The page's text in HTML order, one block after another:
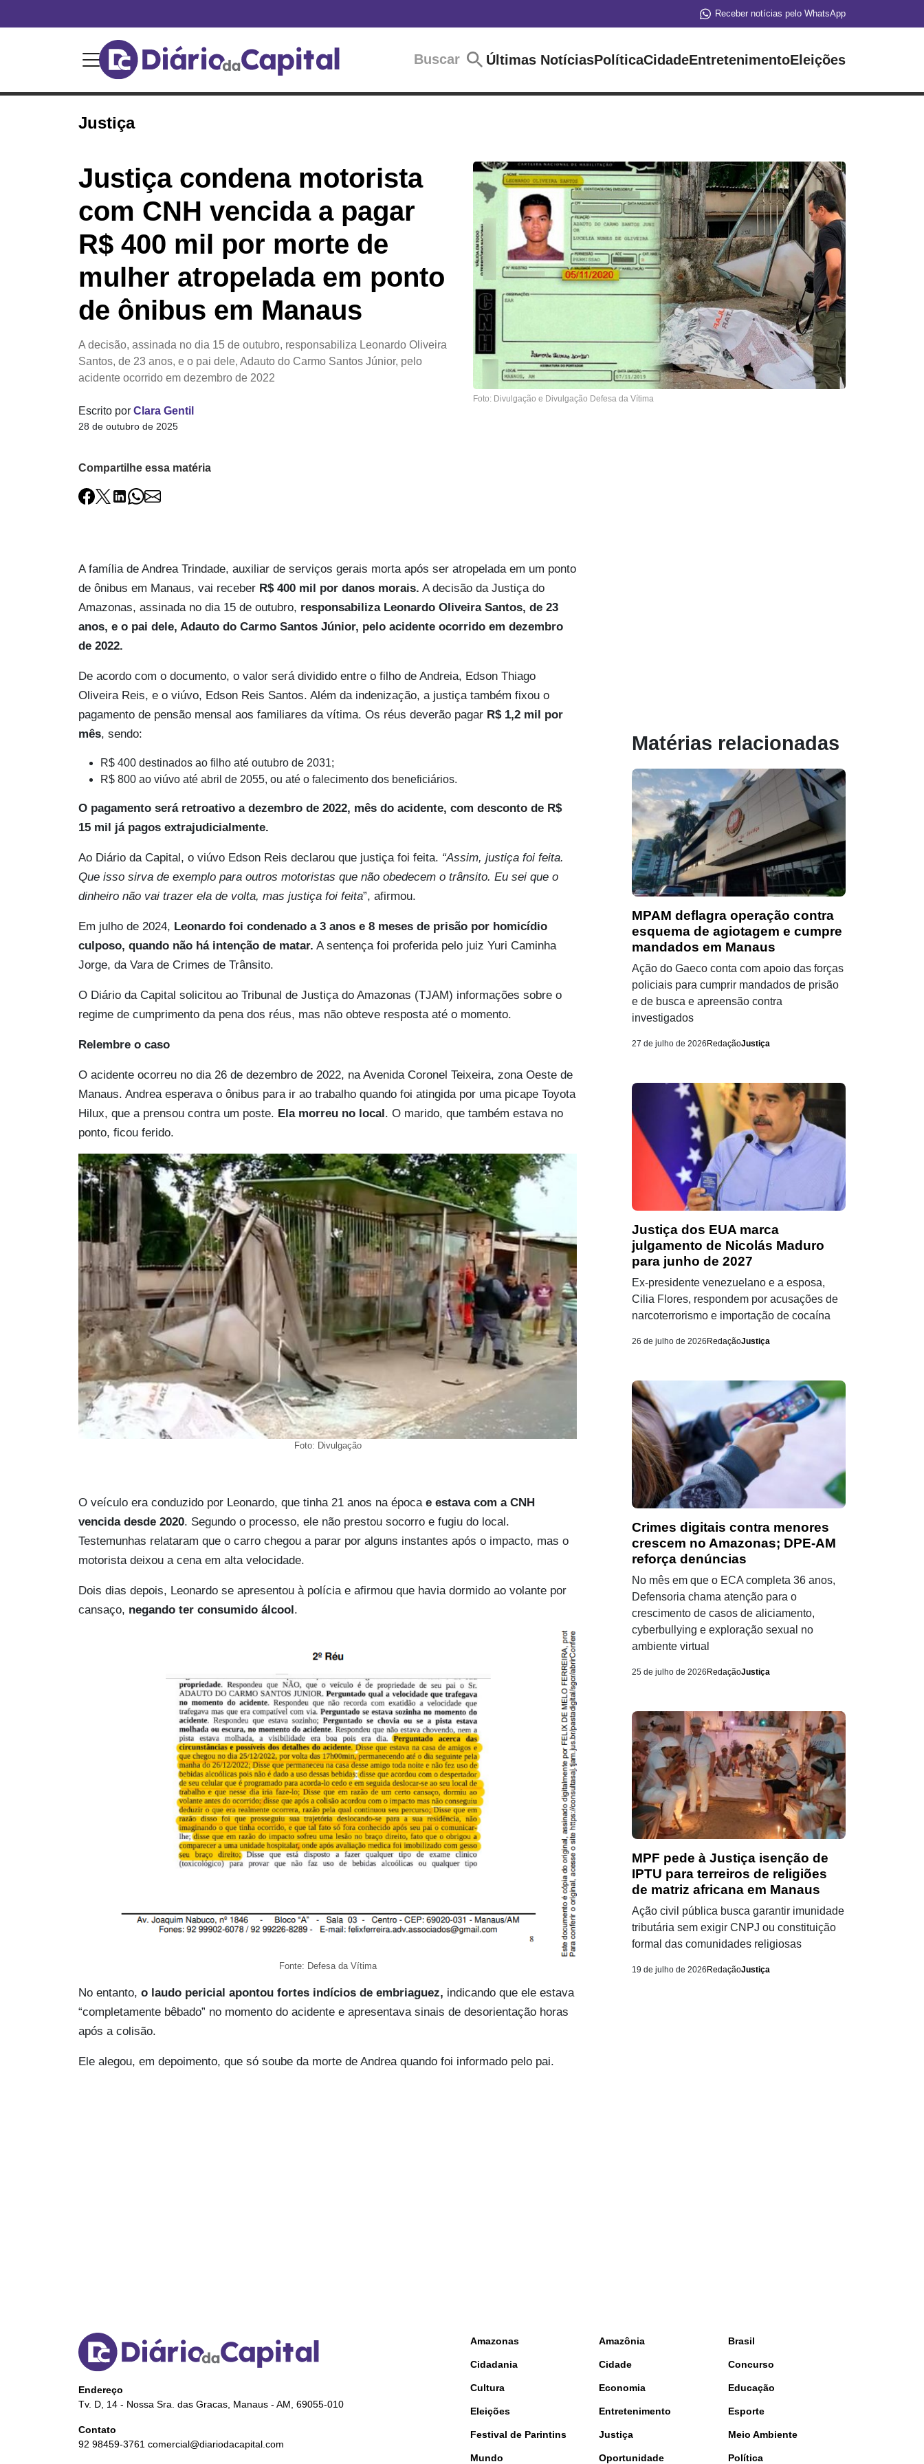
Receber notícias pelo WhatsApp
Buscar Últimas NotíciasPolíticaCidadeEntretenimentoEleições
Justiça
Justiça condena motorista
com CNH vencida a pagar
R$ 400 mil por morte de
mulher atropelada em ponto
de ônibus em Manaus
A decisão, assinada no dia 15 de outubro, responsabiliza Leonardo Oliveira
Santos, de 23 anos, e o pai dele, Adauto do Carmo Santos Júnior, pelo
acidente ocorrido em dezembro de 2022
Escrito por Clara Gentil
28 de outubro de 2025
Compartilhe essa matéria
Foto: Divulgação e Divulgação Defesa da Vítima
A família de Andrea Trindade, auxiliar de serviços gerais morta após ser atropelada em um ponto
de ônibus em Manaus, vai receber R$ 400 mil por danos morais. A decisão da Justiça do
Amazonas, assinada no dia 15 de outubro, responsabiliza Leonardo Oliveira Santos, de 23
anos, e o pai dele, Adauto do Carmo Santos Júnior, pelo acidente ocorrido em dezembro
de 2022.
De acordo com o documento, o valor será dividido entre o filho de Andreia, Edson Thiago
Oliveira Reis, e o viúvo, Edson Reis Santos. Além da indenização, a justiça também fixou o
pagamento de pensão mensal aos familiares da vítima. Os réus deverão pagar R$ 1,2 mil por
mês, sendo:
R$ 400 destinados ao filho até outubro de 2031;
R$ 800 ao viúvo até abril de 2055, ou até o falecimento dos beneficiários.
O pagamento será retroativo a dezembro de 2022, mês do acidente, com desconto de R$
15 mil já pagos extrajudicialmente.
Ao Diário da Capital, o viúvo Edson Reis declarou que justiça foi feita. “Assim, justiça foi feita.
Que isso sirva de exemplo para outros motoristas que não obedecem o trânsito. Eu sei que o
dinheiro não vai trazer ela de volta, mas justiça foi feita”, afirmou.
Em julho de 2024, Leonardo foi condenado a 3 anos e 8 meses de prisão por homicídio
culposo, quando não há intenção de matar. A sentença foi proferida pelo juiz Yuri Caminha
Jorge, da Vara de Crimes de Trânsito.
O Diário da Capital solicitou ao Tribunal de Justiça do Amazonas (TJAM) informações sobre o
regime de cumprimento da pena dos réus, mas não obteve resposta até o momento.
Relembre o caso
O acidente ocorreu no dia 26 de dezembro de 2022, na Avenida Coronel Teixeira, zona Oeste de
Manaus. Andrea esperava o ônibus para ir ao trabalho quando foi atingida por uma picape Toyota
Hilux, que a prensou contra um poste. Ela morreu no local . O marido, que também estava no
ponto, ficou ferido.
Foto: Divulgação
O veículo era conduzido por Leonardo, que tinha 21 anos na época e estava com a CNH
vencida desde 2020. Segundo o processo, ele não prestou socorro e fugiu do local.
Testemunhas relataram que o carro chegou a parar por alguns instantes após o impacto, mas o
motorista deixou a cena em alta velocidade.
Dois dias depois, Leonardo se apresentou à polícia e afirmou que havia dormido ao volante por
cansaço, negando ter consumido álcool.
Fonte: Defesa da Vítima
No entanto, o laudo pericial apontou fortes indícios de embriaguez, indicando que ele estava
“completamente bêbado” no momento do acidente e apresentava sinais de desorientação horas
após a colisão.
Ele alegou, em depoimento, que só soube da morte de Andrea quando foi informado pelo pai.
Matérias relacionadas
MPAM deflagra operação contra
esquema de agiotagem e cumpre
mandados em Manaus
Ação do Gaeco conta com apoio das forças
policiais para cumprir mandados de prisão
e de busca e apreensão contra
investigados
27 de julho de 2026 RedaçãoJustiça
Justiça dos EUA marca
julgamento de Nicolás Maduro
para junho de 2027
Ex-presidente venezuelano e a esposa,
Cilia Flores, respondem por acusações de
narcoterrorismo e importação de cocaína
26 de julho de 2026 RedaçãoJustiça
Crimes digitais contra menores
crescem no Amazonas; DPE-AM
reforça denúncias
No mês em que o ECA completa 36 anos,
Defensoria chama atenção para o
crescimento de casos de aliciamento,
cyberbullying e exploração sexual no
ambiente virtual
25 de julho de 2026 RedaçãoJustiça
MPF pede à Justiça isenção de
IPTU para terreiros de religiões
de matriz africana em Manaus
Ação civil pública busca garantir imunidade
tributária sem exigir CNPJ ou constituição
formal das comunidades religiosas
19 de julho de 2026 RedaçãoJustiça
Endereço
Tv. D, 14 - Nossa Sra. das Gracas, Manaus - AM, 69055-010
Contato
92 98459-3761 comercial@diariodacapital.com
Amazonas Amazônia Brasil
Cidadania Cidade Concurso
Cultura Economia Educação
Eleições Entretenimento Esporte
Festival de Parintins Justiça Meio Ambiente
Mundo Oportunidade Política